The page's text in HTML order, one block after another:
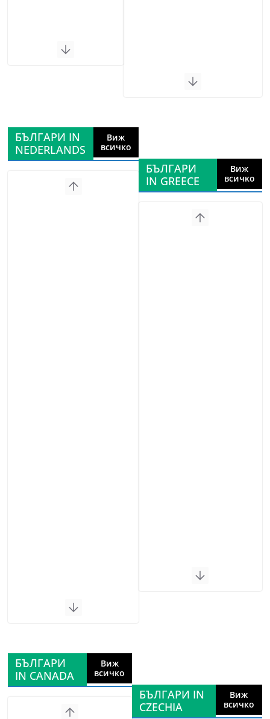
БЪЛГАРИ IN
NEDERLANDS
Виж
всичко
БЪЛГАРИ
IN GREECE
Виж
всичко
БЪЛГАРИ
IN CANADA
Виж
всичко
БЪЛГАРИ IN
CZECHIA
Виж
всичко